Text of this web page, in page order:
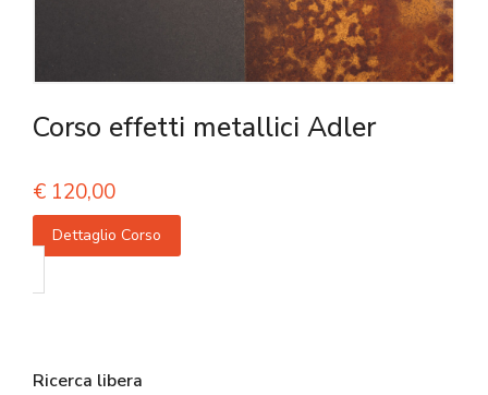
Corso effetti metallici Adler
€ 120,00
Dettaglio Corso
Ricerca libera